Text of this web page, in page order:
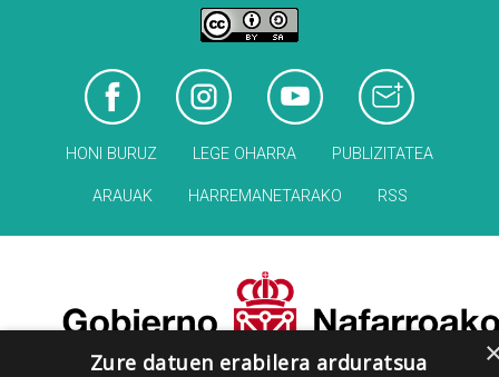
HONI BURUZ LEGE OHARRA PUBLIZITATEA
ARAUAK HARREMANETARAKO RSS
Zure datuen erabilera arduratsua